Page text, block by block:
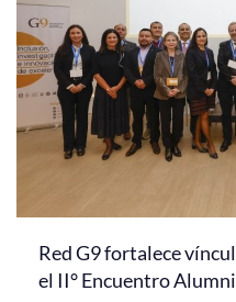
Red G9 fortalece
el II° Encuentro Alumni